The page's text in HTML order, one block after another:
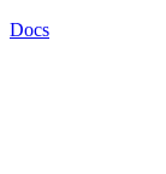
Docs